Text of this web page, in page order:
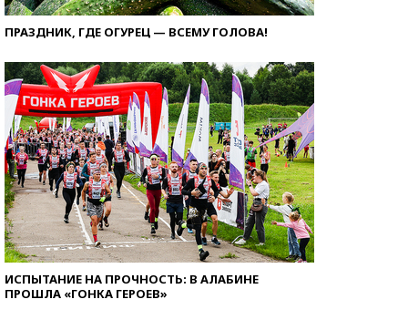
ПРАЗДНИК, ГДЕ ОГУРЕЦ — ВСЕМУ ГОЛОВА!
ИСПЫТАНИЕ НА ПРОЧНОСТЬ: В АЛАБИНЕ
ПРОШЛА «ГОНКА ГЕРОЕВ»